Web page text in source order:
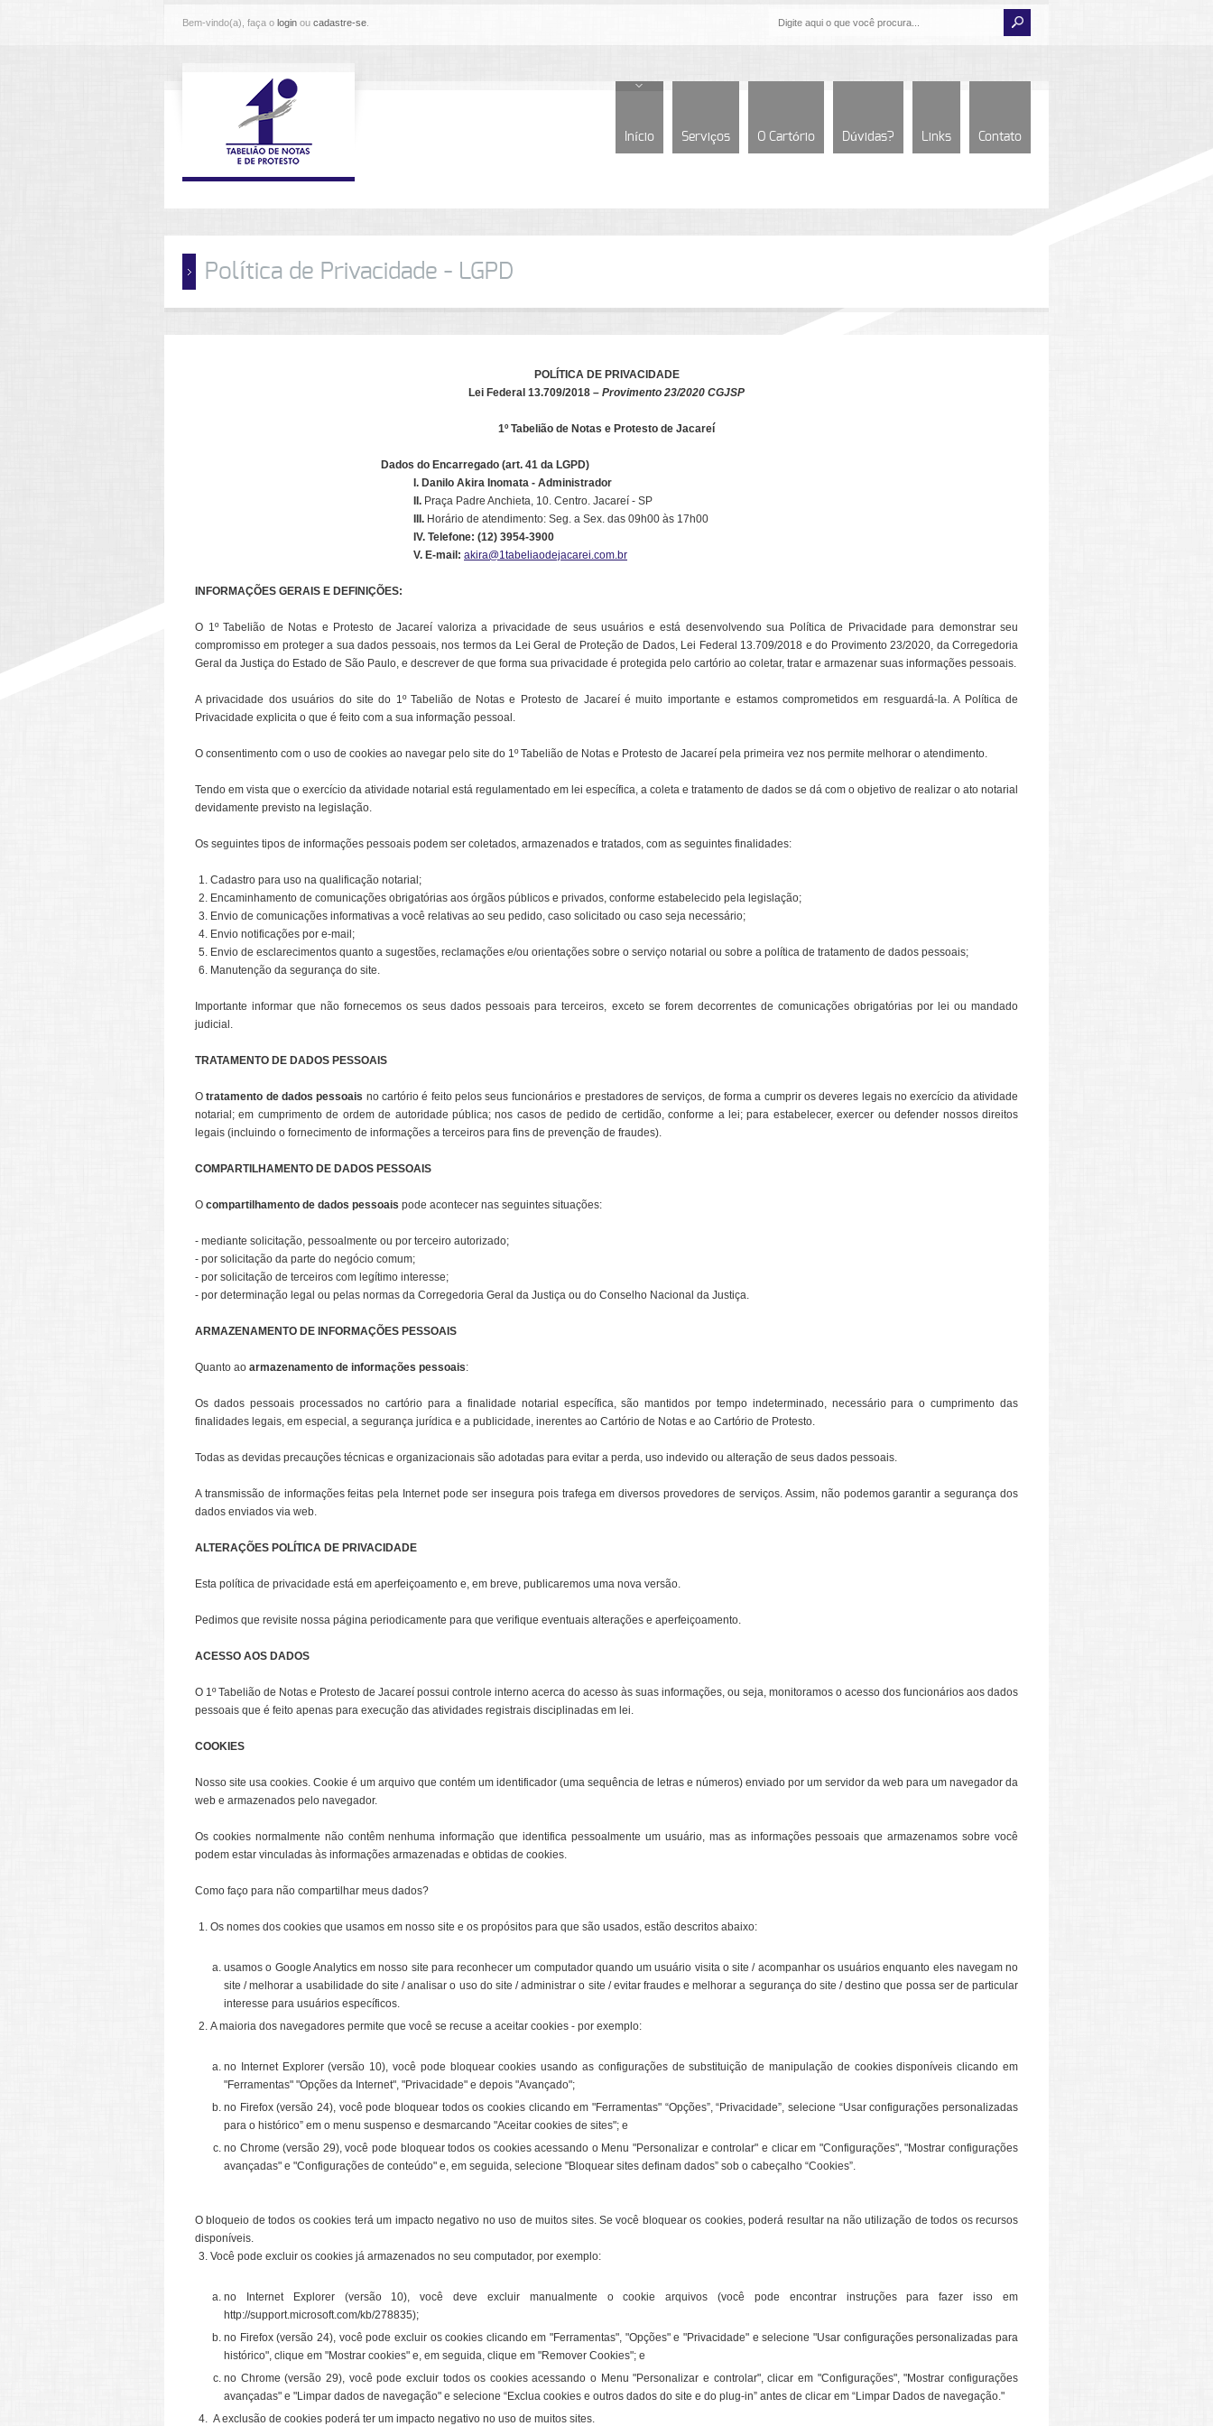
Bem-vindo(a), faça o login ou cadastre-se
Início Serviços O Cartório Dúvidas? Links Contato
Política de Privacidade - LGPD
POLÍTICA DE PRIVACIDADE
Lei Federal 13.709/2018 – Provimento 23/2020 CGJSP
1º Tabelião de Notas e Protesto de Jacareí
Dados do Encarregado (art. 41 da LGPD)
I. Danilo Akira Inomata - Administrador
II. Praça Padre Anchieta, 10. Centro. Jacareí - SP
III. Horário de atendimento: Seg. a Sex. das 09h00 às 17h00
IV. Telefone: (12) 3954-3900
V. E-mail: akira@1tabeliaodejacarei.com.br
INFORMAÇÕES GERAIS E DEFINIÇÕES:
O 1º Tabelião de Notas e Protesto de Jacareí valoriza a privacidade de seus usuários e está desenvolvendo sua Política de Privacidade para demonstrar seu
compromisso em proteger a sua dados pessoais, nos termos da Lei Geral de Proteção de Dados, Lei Federal 13.709/2018 e do Provimento 23/2020, da Corregedoria
Geral da Justiça do Estado de São Paulo, e descrever de que forma sua privacidade é protegida pelo cartório ao coletar, tratar e armazenar suas informações pessoais.
A privacidade dos usuários do site do 1º Tabelião de Notas e Protesto de Jacareí é muito importante e estamos comprometidos em resguardá-la. A Política de
Privacidade explicita o que é feito com a sua informação pessoal.
O consentimento com o uso de cookies ao navegar pelo site do 1º Tabelião de Notas e Protesto de Jacareí pela primeira vez nos permite melhorar o atendimento.
Tendo em vista que o exercício da atividade notarial está regulamentado em lei específica, a coleta e tratamento de dados se dá com o objetivo de realizar o ato notarial
devidamente previsto na legislação.
Os seguintes tipos de informações pessoais podem ser coletados, armazenados e tratados, com as seguintes finalidades:
Cadastro para uso na qualificação notarial;
Encaminhamento de comunicações obrigatórias aos órgãos públicos e privados, conforme estabelecido pela legislação;
Envio de comunicações informativas a você relativas ao seu pedido, caso solicitado ou caso seja necessário;
Envio notificações por e-mail;
Envio de esclarecimentos quanto a sugestões, reclamações e/ou orientações sobre o serviço notarial ou sobre a política de tratamento de dados pessoais;
Manutenção da segurança do site.
Importante informar que não fornecemos os seus dados pessoais para terceiros, exceto se forem decorrentes de comunicações obrigatórias por lei ou mandado
judicial.
TRATAMENTO DE DADOS PESSOAIS
Otratamento de dados pessoais no cartório é feito pelos seus funcionários e prestadores de serviços, de forma a cumprir os deveres legais no exercício da atividade
notarial; em cumprimento de ordem de autoridade pública; nos casos de pedido de certidão, conforme a lei; para estabelecer, exercer ou defender nossos direitos
legais (incluindo o fornecimento de informações a terceiros para fins de prevenção de fraudes).
COMPARTILHAMENTO DE DADOS PESSOAIS
O compartilhamento de dados pessoais pode acontecer nas seguintes situações:
- mediante solicitação, pessoalmente ou por terceiro autorizado;
- por solicitação da parte do negócio comum;
- por solicitação de terceiros com legítimo interesse;
- por determinação legal ou pelas normas da Corregedoria Geral da Justiça ou do Conselho Nacional da Justiça.
ARMAZENAMENTO DE INFORMAÇÕES PESSOAIS
Quanto ao armazenamento de informações pessoais:
Os dados pessoais processados no cartório para a finalidade notarial específica, são mantidos por tempo indeterminado, necessário para o cumprimento das
finalidades legais, em especial, a segurança jurídica e a publicidade, inerentes ao Cartório de Notas e ao Cartório de Protesto.
Todas as devidas precauções técnicas e organizacionais são adotadas para evitar a perda, uso indevido ou alteração de seus dados pessoais.
A transmissão de informações feitas pela Internet pode ser insegura pois trafega em diversos provedores de serviços. Assim, não podemos garantir a segurança dos
dados enviados via web.
ALTERAÇÕES POLÍTICA DE PRIVACIDADE
Esta política de privacidade está em aperfeiçoamento e, em breve, publicaremos uma nova versão.
Pedimos que revisite nossa página periodicamente para que verifique eventuais alterações e aperfeiçoamento.
ACESSO AOS DADOS
O 1º Tabelião de Notas e Protesto de Jacareí possui controle interno acerca do acesso às suas informações, ou seja, monitoramos o acesso dos funcionários aos dados
pessoais que é feito apenas para execução das atividades registrais disciplinadas em lei.
COOKIES
Nosso site usa cookies. Cookie é um arquivo que contém um identificador (uma sequência de letras e números) enviado por um servidor da web para um navegador da
web e armazenados pelo navegador.
Os cookies normalmente não contêm nenhuma informação que identifica pessoalmente um usuário, mas as informações pessoais que armazenamos sobre você
podem estar vinculadas às informações armazenadas e obtidas de cookies.
Como faço para não compartilhar meus dados?
Os nomes dos cookies que usamos em nosso site e os propósitos para que são usados, estão descritos abaixo:
usamos o Google Analytics em nosso site para reconhecer um computador quando um usuário visita o site / acompanhar os usuários enquanto eles navegam no
site / melhorar a usabilidade do site / analisar o uso do site / administrar o site / evitar fraudes e melhorar a segurança do site / destino que possa ser de particular
interesse para usuários específicos.
A maioria dos navegadores permite que você se recuse a aceitar cookies - por exemplo:
no Internet Explorer (versão 10), você pode bloquear cookies usando as configurações de substituição de manipulação de cookies disponíveis clicando em
"Ferramentas" "Opções da Internet", "Privacidade" e depois "Avançado";
no Firefox (versão 24), você pode bloquear todos os cookies clicando em "Ferramentas" “Opções”, “Privacidade”, selecione “Usar configurações personalizadas
para o histórico” em o menu suspenso e desmarcando "Aceitar cookies de sites"; e
no Chrome (versão 29), você pode bloquear todos os cookies acessando o Menu "Personalizar e controlar" e clicar em "Configurações", "Mostrar configurações
avançadas" e "Configurações de conteúdo" e, em seguida, selecione "Bloquear sites definam dados” sob o cabeçalho “Cookies”.
O bloqueio de todos os cookies terá um impacto negativo no uso de muitos sites. Se você bloquear os cookies, poderá resultar na não utilização de todos os recursos
disponíveis.
Você pode excluir os cookies já armazenados no seu computador, por exemplo:
no Internet Explorer (versão 10), você deve excluir manualmente o cookie arquivos (você pode encontrar instruções para fazer isso em
http://support.microsoft.com/kb/278835);
no Firefox (versão 24), você pode excluir os cookies clicando em "Ferramentas", "Opções" e "Privacidade" e selecione "Usar configurações personalizadas para
histórico", clique em "Mostrar cookies" e, em seguida, clique em "Remover Cookies"; e
no Chrome (versão 29), você pode excluir todos os cookies acessando o Menu "Personalizar e controlar", clicar em "Configurações", "Mostrar configurações
avançadas" e "Limpar dados de navegação" e selecione “Exclua cookies e outros dados do site e do plug-in” antes de clicar em “Limpar Dados de navegação."
A exclusão de cookies poderá ter um impacto negativo no uso de muitos sites.